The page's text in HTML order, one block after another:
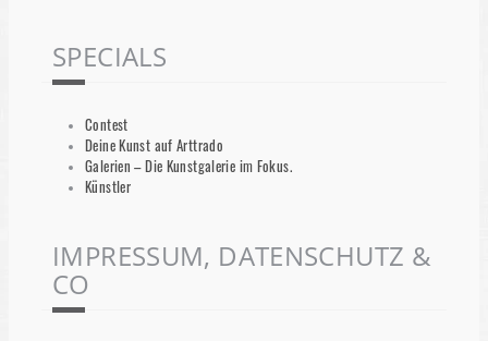
SPECIALS
Contest
Deine Kunst auf Arttrado
Galerien – Die Kunstgalerie im Fokus.
Künstler
IMPRESSUM, DATENSCHUTZ &
CO